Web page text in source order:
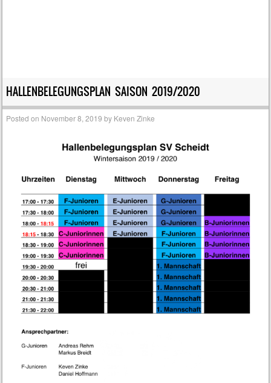
HALLENBELEGUNGSPLAN SAISON 2019/2020⁩
Posted on November 8, 2019 by Keven Zinke